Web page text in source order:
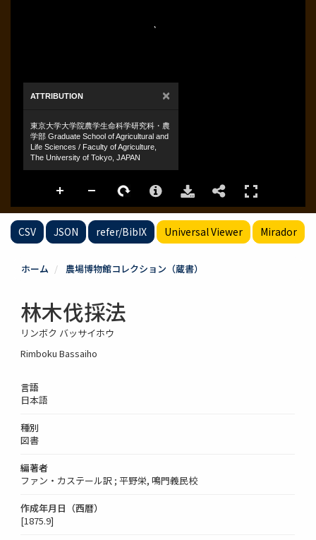
CSV JSON refer/BibIX Universal Viewer Mirador
ホーム 農場博物館コレクション（蔵書）
林木伐採法
リンボク バッサイホウ
Rimboku Bassaiho
言語
日本語
種別
図書
編著者
ファン・カステール訳 ; 平野栄, 鳴門義民校
作成年月日（西暦）
[1875.9]